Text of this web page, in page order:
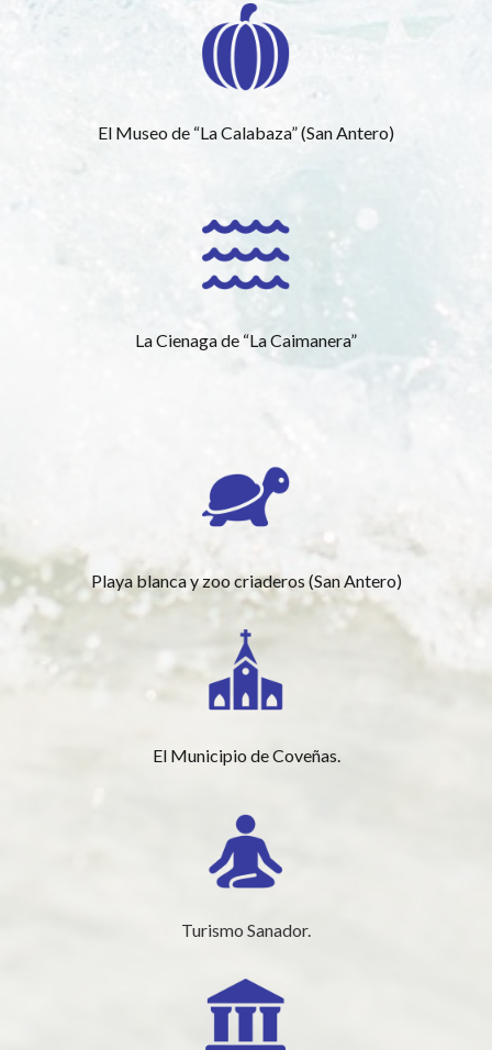
El Museo de “La Calabaza” (San Antero)
La Cienaga de “La Caimanera”
Playa blanca y zoo criaderos (San Antero)
El Municipio de Coveñas.
Turismo Sanador.